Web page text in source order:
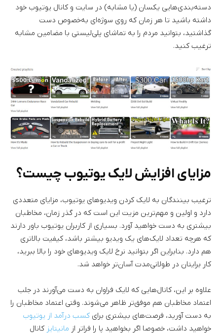
دسته‌بندی‌هایی یکسان (یا مشابه) در سایت و کانال یوتیوب خود
داشته باشید تا هر زمان که روی سوژه‌ای به‌خصوص دست
گذاشتید، بتوانید مردم را به تماشای پلی‌لیستی با مضامین مشابه
ترغیب کنید.
مزایای افزایش لایک یوتیوب چیست؟
ترغیب بینندگان به لایک کردن ویدیوهای یوتیوب، مزایای متعددی
دارد و اولین و مهم‌ترین مزیت این است که در گذر زمان، مخاطبان
بیشتری به دست خواهید آورد. بسیاری از کاربران یوتیوب باور دارند
که هرچه تعداد لایک‌های یک ویدیو بیشتر باشد، کیفیت بالاتری
هم دارد. بنابراین اگر بتوانید نرخ لایک ویدیوهای خود را بالا ببرید،
کار برایتان در طولانی‌مدت آسان‌تر خواهد شد.
علاوه بر این، کانال‌هایی که لایک فراوان به دست می‌آورند در جلب
اعتماد مخاطبان هم موفق‌تر ظاهر می‌شوند. وقتی اعتماد مخاطبان را
به دست آورید، فرصت‌های بیشتری برای کسب درآمد از یوتیوب
خواهید داشت، خصوصا اگر بخواهید پا را فراتر از مانیتایز کانال